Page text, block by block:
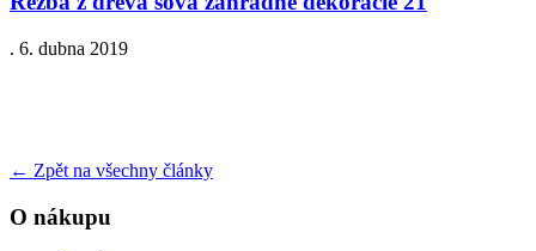
. 6. dubna 2019
← Zpět na všechny články
O nákupu